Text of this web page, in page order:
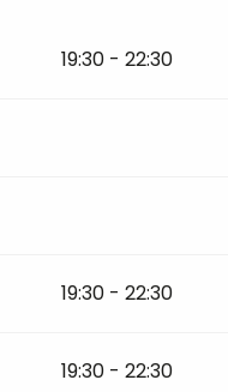
19:30 - 22:30
19:30 - 22:30
19:30 - 22:30